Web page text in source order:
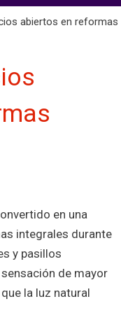
abiertos en reformas
en una
integrales durante
y pasillos
de mayor
la luz natural